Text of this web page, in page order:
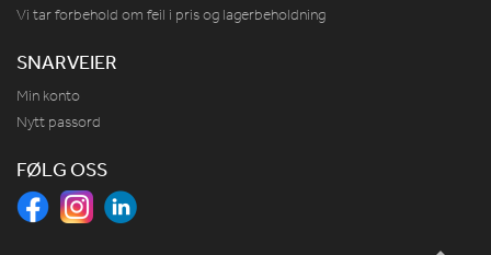
Vi tar forbehold om feil i pris og lagerbeholdning
SNARVEIER
Min konto
Nytt passord
FØLG OSS